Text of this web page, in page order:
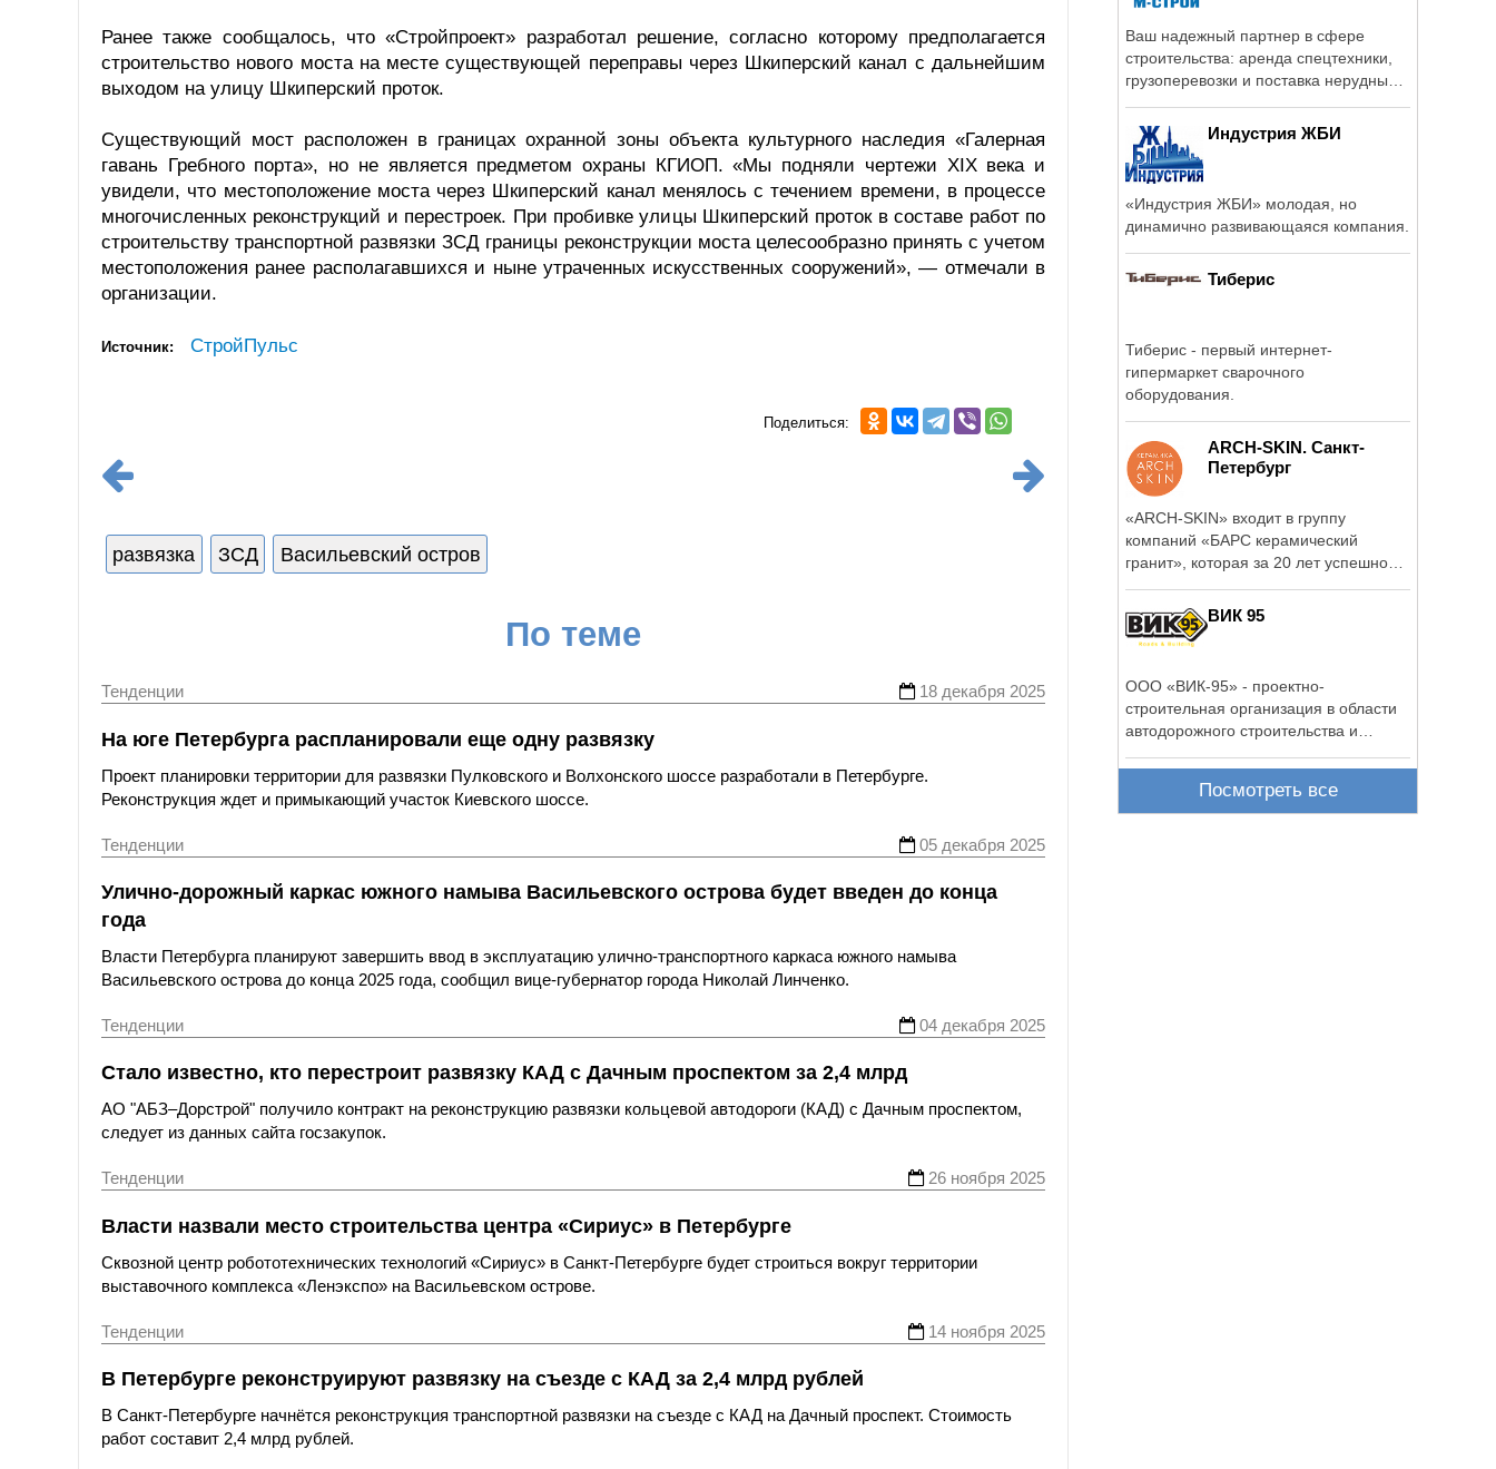
Ранее также сообщалось, что «Стройпроект» разработал решение, согласно которому предполагается
строительство нового моста на месте существующей переправы через Шкиперский канал с дальнейшим
выходом на улицу Шкиперский проток.
Существующий мост расположен в границах охранной зоны объекта культурного наследия «Галерная
гавань Гребного порта», но не является предметом охраны КГИОП. «Мы подняли чертежи XIX века и
увидели, что местоположение моста через Шкиперский канал менялось с течением времени, в процессе
многочисленных реконструкций и перестроек. При пробивке улицы Шкиперский проток в составе работ по
строительству транспортной развязки ЗСД границы реконструкции моста целесообразно принять с учетом
местоположения ранее располагавшихся и ныне утраченных искусственных сооружений», — отмечали в
организации.
Источник: СтройПульс
Поделиться:
развязка ЗСД Васильевский остров
По теме
Тенденции 18 декабря 2025
На юге Петербурга распланировали еще одну развязку
Проект планировки территории для развязки Пулковского и Волхонского шоссе разработали в Петербурге.
Реконструкция ждет и примыкающий участок Киевского шоссе.
Тенденции 05 декабря 2025
Улично-дорожный каркас южного намыва Васильевского острова будет введен до конца
года
Власти Петербурга планируют завершить ввод в эксплуатацию улично-транспортного каркаса южного намыва
Васильевского острова до конца 2025 года, сообщил вице-губернатор города Николай Линченко.
Тенденции 04 декабря 2025
Стало известно, кто перестроит развязку КАД с Дачным проспектом за 2,4 млрд
АО "АБЗ–Дорстрой" получило контракт на реконструкцию развязки кольцевой автодороги (КАД) с Дачным проспектом,
следует из данных сайта госзакупок.
Тенденции 26 ноября 2025
Власти назвали место строительства центра «Сириус» в Петербурге
Сквозной центр робототехнических технологий «Сириус» в Санкт-Петербурге будет строиться вокруг территории
выставочного комплекса «Ленэкспо» на Васильевском острове.
Тенденции 14 ноября 2025
В Петербурге реконструируют развязку на съезде с КАД за 2,4 млрд рублей
В Санкт-Петербурге начнётся реконструкция транспортной развязки на съезде с КАД на Дачный проспект. Стоимость
работ составит 2,4 млрд рублей.
Ваш надежный партнер в сфере
строительства: аренда спецтехники,
грузоперевозки и поставка нерудных
Индустрия ЖБИ
«Индустрия ЖБИ» молодая, но
динамично развивающаяся компания.
Тиберис
Тиберис - первый интернет-
гипермаркет сварочного
оборудования.
ARCH-SKIN. Санкт-
Петербург
«ARCH-SKIN» входит в группу
компаний «БАРС керамический
гранит», которая за 20 лет успешной
ВИК 95
ООО «ВИК-95» - проектно-
строительная организация в области
автодорожного строительства и
Посмотреть все